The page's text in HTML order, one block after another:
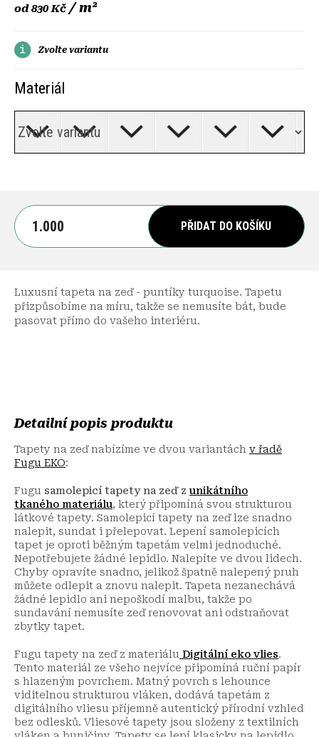
od830 Kč / m²
Zvolte variantu
Materiál
PŘIDAT DO KOŠÍKU
Luxusní tapeta na zeď - puntíky turquoise. Tapetu
přizpůsobíme na míru, takže se nemusíte bát, bude
pasovat přímo do vašeho interiéru.
Detailní popis produktu
Tapety na zeď nabízíme ve dvou variantách v řadě
Fugu EKO:
Fugu samolepicí tapety na zeď zunikátního
tkaného materiálu, který připomíná svou strukturou
látkové tapety. Samolepicí tapety na zeď lze snadno
nalepit, sundat i přelepovat. Lepení samolepicích
tapet je oproti běžným tapetám velmi jednoduché.
Nepotřebujete žádné lepidlo. Nalepíte ve dvou lidech.
Chyby opravíte snadno, jelikož špatně nalepený pruh
můžete odlepit a znovu nalepit. Tapeta nezanechává
žádné lepidlo ani nepoškodí malbu, takže po
sundavání nemusíte zeď renovovat ani odstraňovat
zbytky tapet.
Fugu tapety na zeď z materiálu Digitální eko vlies.
Tento materiál ze všeho nejvíce připomíná ruční papír
s hlazeným povrchem. Matný povrch s lehounce
viditelnou strukturou vláken, dodává tapetám z
digitálního vliesu příjemně autentický přírodní vzhled
bez odlesků. Vliesové tapety jsou složeny z textilních